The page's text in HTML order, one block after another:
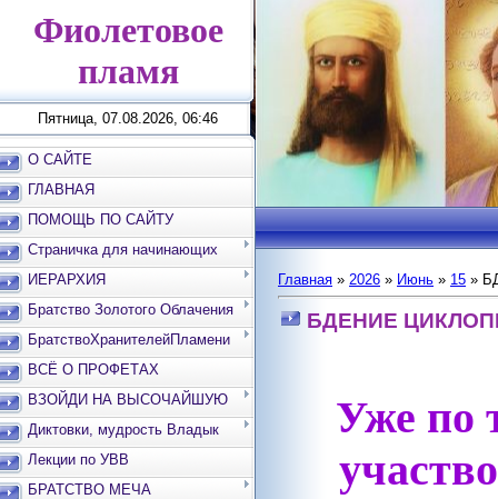
Фиолетовое
пламя
Пятница, 07.08.2026, 06:46
О САЙТЕ
ГЛАВНАЯ
ПОМОЩЬ ПО САЙТУ
Страничка для начинающих
ИЕРАРХИЯ
Братство Золотого Облачения
БратствоХранителейПламени
ВСЁ О ПРОФЕТАХ
ВЗОЙДИ НА ВЫСОЧАЙШУЮ
ВЕРШИНУ
Диктовки, мудрость Владык
Лекции по УВВ
БРАТСТВО МЕЧА
Главная » 2026 » Июнь » 15 »
БДЕНИЕ
Уже по